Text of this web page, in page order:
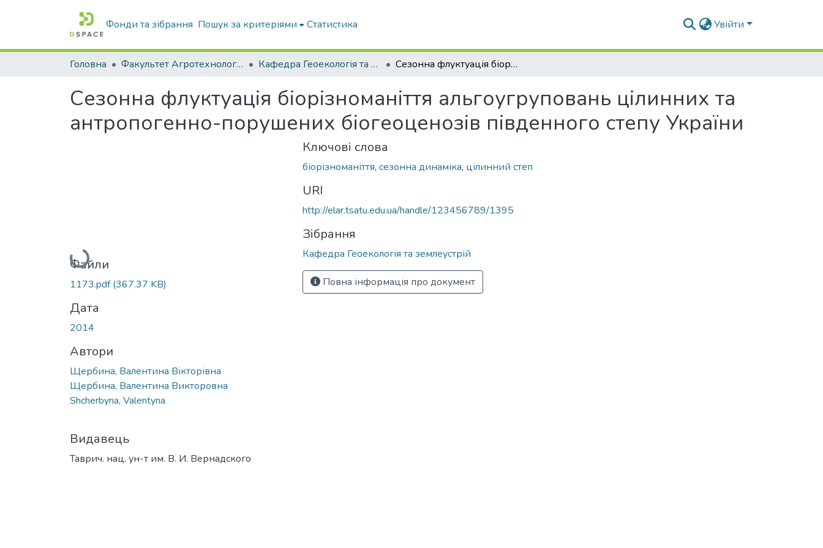
Фонди та зібрання Пошук за критеріями Статистика Увійти
Головна Факультет Агротехнологій та екології Кафедра Геоекологія та землеустрій Сезонна флуктуація біорізноманіття альгоугруповань цілинних та антропогенно-порушених біогеоценозів південного степу України
Сезонна флуктуація біорізноманіття альгоугруповань цілинних та
антропогенно-порушених біогеоценозів південного степу України
Вантажиться...
Файли
1173.pdf(367.37 KB)
Дата
2014
Автори
Щербина, Валентина Вікторівна
Щербина, Валентина Викторовна
Shcherbyna, Valentyna
Видавець
Таврич. нац. ун-т им. В. И. Вернадского
Ключові слова
біорізноманіття, сезонна динаміка, цілинний степ
URI
http://elar.tsatu.edu.ua/handle/123456789/1395
Зібрання
Кафедра Геоекологія та землеустрій
Повна інформація про документ